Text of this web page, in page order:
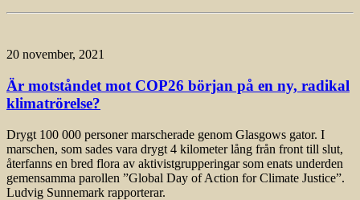
20 november, 2021
Är motståndet mot COP26 början på en ny, radikal
klimatrörelse?
Drygt 100 000 personer marscherade genom Glasgows gator. I
marschen, som sades vara drygt 4 kilometer lång från front till slut,
återfanns en bred flora av aktivistgrupperingar som enats underden
gemensamma parollen ”Global Day of Action for Climate Justice”.
Ludvig Sunnemark rapporterar.